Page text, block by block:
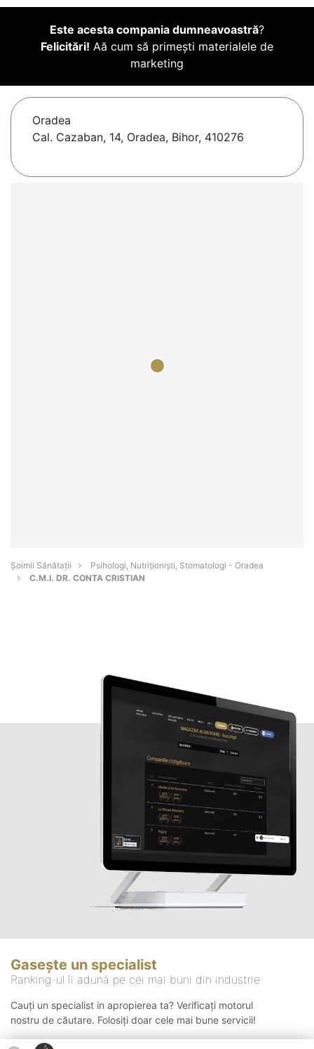
Este acesta compania dumneavoastră?
Felicitări! Aă cum să primești materialele de
marketing
Oradea
Cal. Cazaban, 14, Oradea, Bihor, 410276
Şoimii Sănătații
Psihologi, Nutriționiști, Stomatologi - Oradea
C.M.I. DR. CONTA CRISTIAN
Gasește un specialist
Ranking-ul îi adună pe cei mai buni din industrie
Cauți un specialist in apropierea ta? Verificați motorul
nostru de căutare. Folosiți doar cele mai bune servicii!